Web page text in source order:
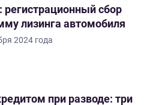
сбор
лизинга автомобиля
2024 года
при разводе: три